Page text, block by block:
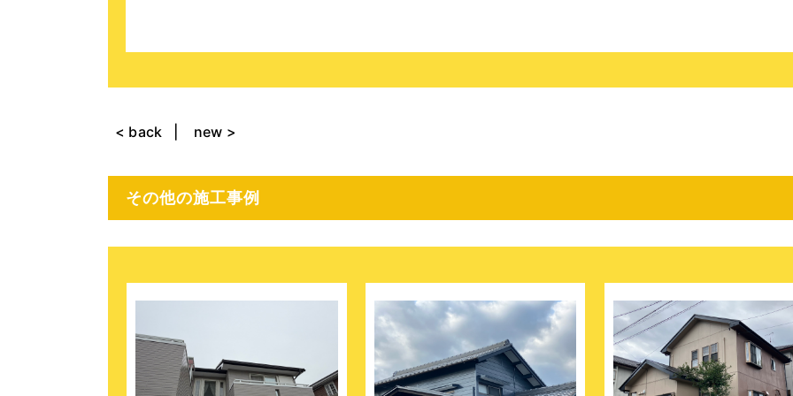
< back new >
その他の施工事例